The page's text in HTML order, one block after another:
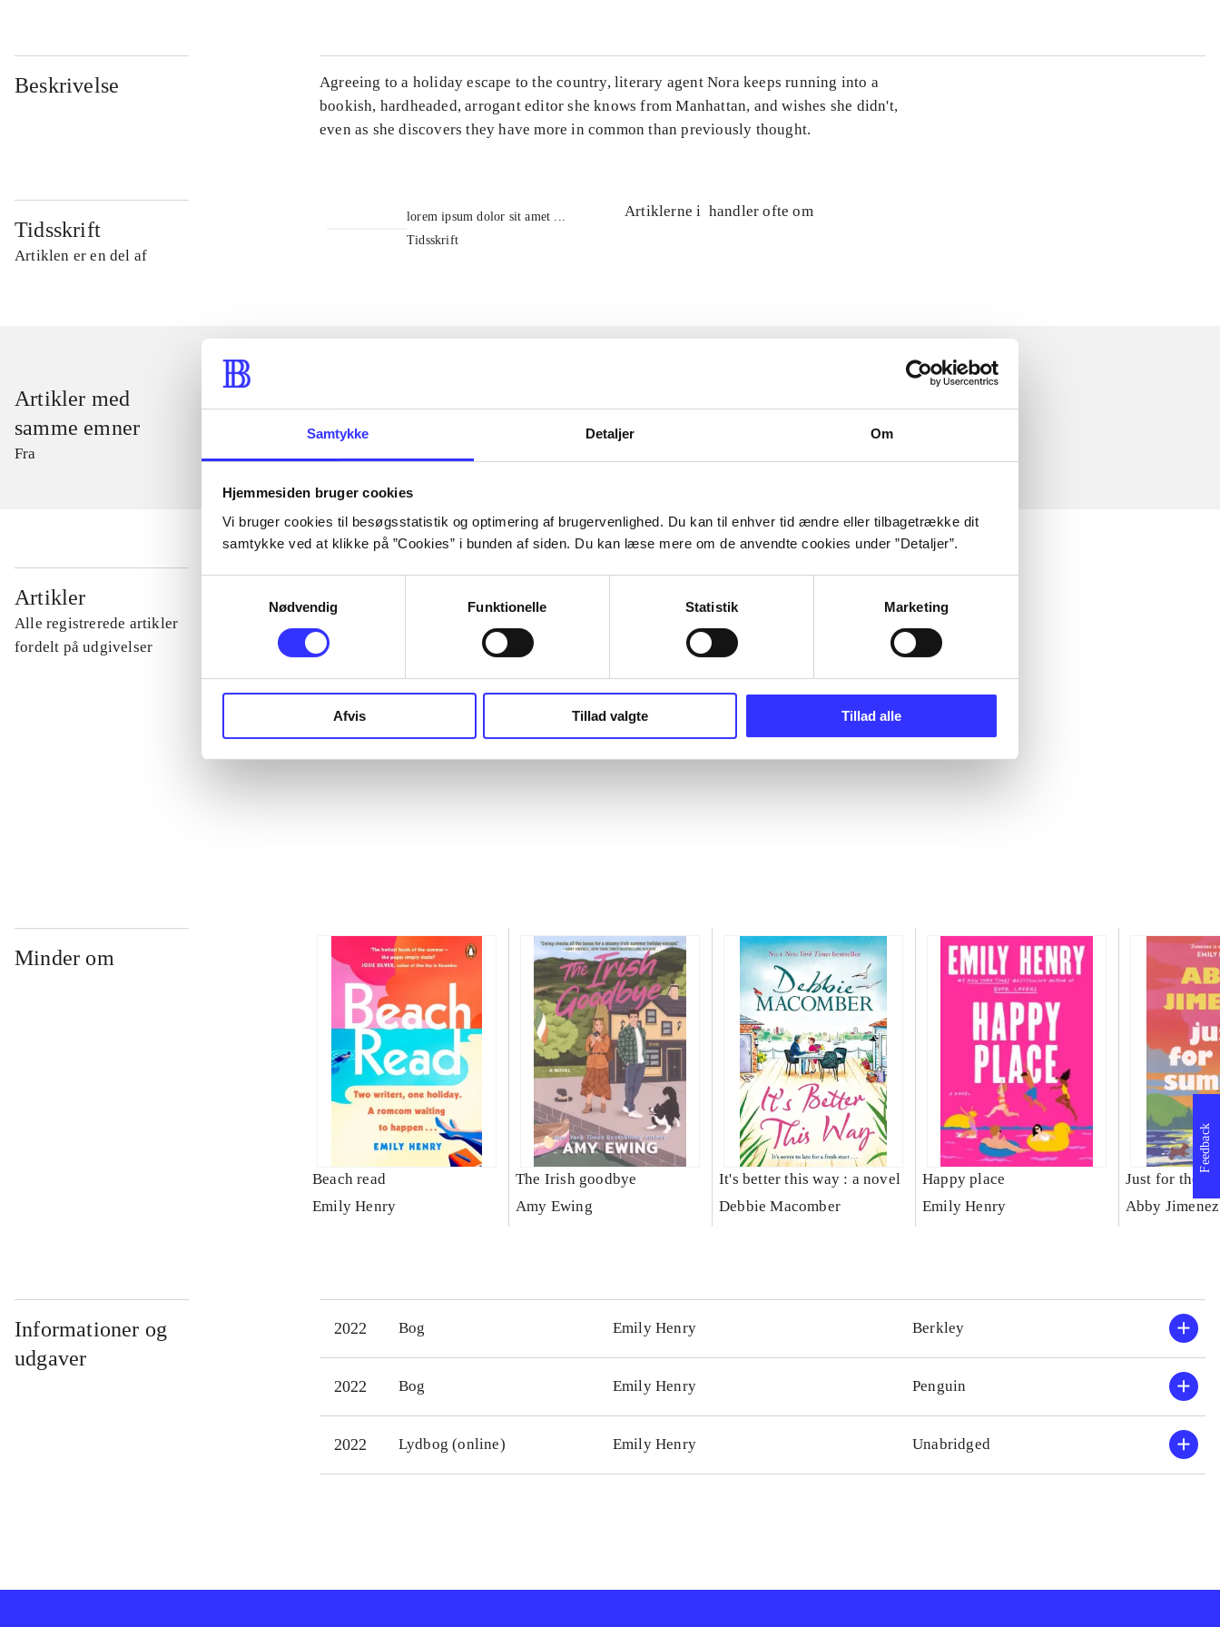
Samtykke Detaljer Om
Hjemmesiden bruger cookies
Vi bruger cookies til besøgsstatistik og optimering af brugervenlighed. Du kan til enhver tid ændre eller tilbagetrække dit
samtykke ved at klikke på ”Cookies” i bunden af siden. Du kan læse mere om de anvendte cookies under ”Detaljer”.
Nødvendig
Funktionelle Statistik Marketing
Afvis Tillad valgte Tillad alle
Beskrivelse
Agreeing to a holiday escape to the country, literary agent Nora keeps running into a
bookish, hardheaded, arrogant editor she knows from Manhattan, and wishes she didn't,
even as she discovers they have more in common than previously thought.
Tidsskrift
Artiklen er en del af
lorem ipsum dolor sit amet ...
Tidsskrift
Artiklerne i handler ofte om
Artikler med
samme emner
Fra
Artikler
Alle registrerede artikler
fordelt på udgivelser
...
...
Minder om
Beach read
Emily Henry
The Irish goodbye
Amy Ewing
It's better this way : a novel
Debbie Macomber
Happy place
Emily Henry
Just for the
Abby Jimenez
Informationer og
udgaver
2022 Bog Emily Henry Berkley
2022 Bog Emily Henry Penguin
2022 Lydbog (online) Emily Henry Unabridged
Feedback